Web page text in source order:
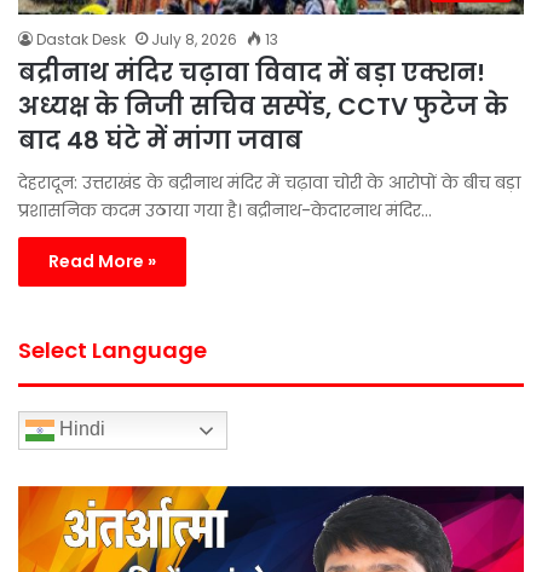
Dastak Desk July 8, 2026 13
बद्रीनाथ मंदिर चढ़ावा विवाद में बड़ा एक्शन!
अध्यक्ष के निजी सचिव सस्पेंड, CCTV फुटेज के
बाद 48 घंटे में मांगा जवाब
देहरादून: उत्तराखंड के बद्रीनाथ मंदिर में चढ़ावा चोरी के आरोपों के बीच बड़ा
प्रशासनिक कदम उठाया गया है। बद्रीनाथ-केदारनाथ मंदिर…
Read More »
Select Language
Hindi